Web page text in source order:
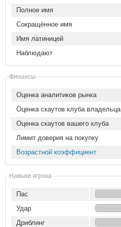
Полное имя
Сокращённое имя
Имя латиницей
Наблюдают
Финансы
Оценка аналитиков рынка
Оценка скаутов клуба владельца
Оценка скаутов вашего клуба
Лимит доверия на покупку
Возрастной коэффициент
Навыки игрока
Пас
Удар
Дриблинг